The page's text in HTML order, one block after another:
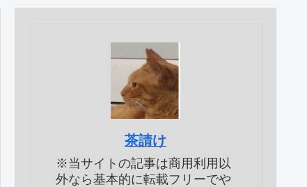
茶請け
※当サイトの記事は商用利用以
外なら基本的に転載フリーでや